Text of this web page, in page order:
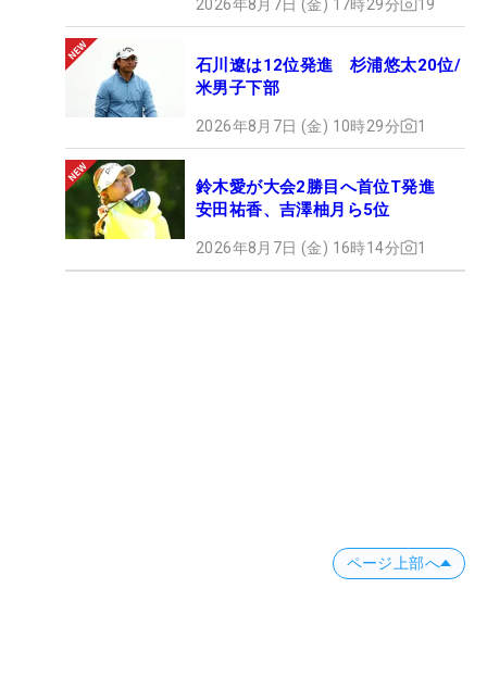
2026年8月7日 (金) 17時29分 19
石川遼は12位発進 杉浦悠太20位/
米男子下部
2026年8月7日 (金) 10時29分 1
鈴木愛が大会2勝目へ首位T発進
安田祐香、吉澤柚月ら5位
2026年8月7日 (金) 16時14分 1
ページ上部へ